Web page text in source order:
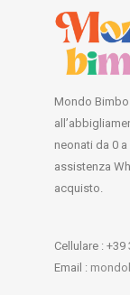
Mondo
neonati da 0
assistenza
acquisto.
Cellulare : +39
Email :